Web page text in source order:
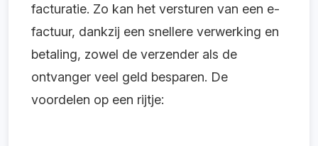
facturatie. Zo kan het versturen van een e-
factuur, dankzij een snellere verwerking en
betaling, zowel de verzender als de
ontvanger veel geld besparen. De
voordelen op een rijtje: